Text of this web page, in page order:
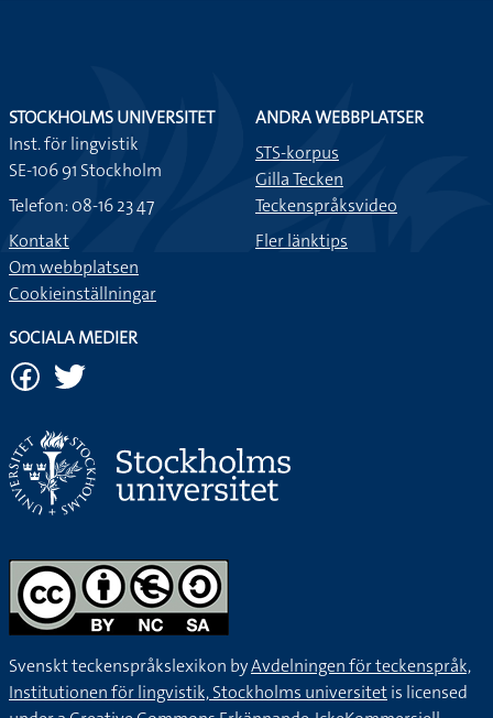
STOCKHOLMS UNIVERSITET
Inst. för lingvistik
SE-106 91 Stockholm
Telefon: 08-16 23 47
Kontakt
Om webbplatsen
Cookieinställningar
ANDRA WEBBPLATSER
STS-korpus
Gilla Tecken
Teckenspråksvideo
Fler länktips
SOCIALA MEDIER
Svenskt teckenspråkslexikon byAvdelningen för teckenspråk,
Institutionen för lingvistik, Stockholms universitetis licensed